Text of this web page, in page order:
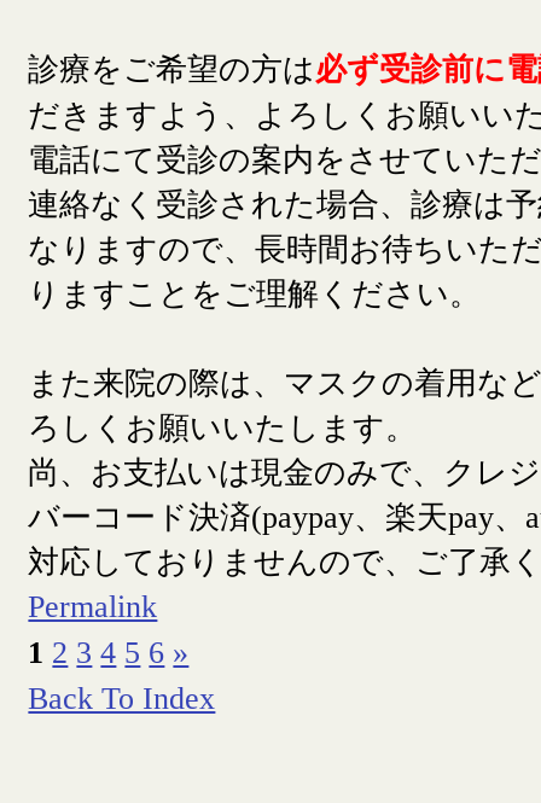
診療をご希望の方は必ず受診前に
だきますよう、よろしくお願いい
電話にて受診の案内をさせていた
連絡なく受診された場合、診療は
なりますので、長時間お待ちいた
りますことをご理解ください。
また来院の際は、マスクの着用な
ろしくお願いいたします。
尚、お支払いは現金のみで、クレ
バーコード決済(paypay、楽天pay、
対応しておりませんので、ご了承
Permalink
1 2 3 4 5 6 »
Back To Index